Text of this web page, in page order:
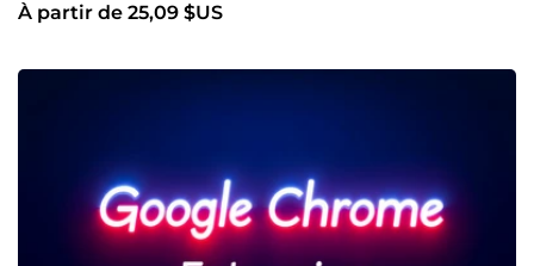
À partir de 25,09 $US